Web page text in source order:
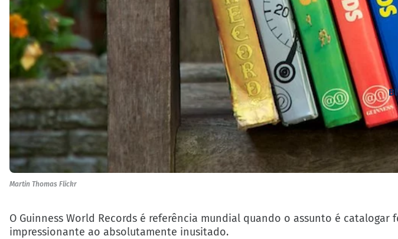
Martin Thomas Flickr
O Guinness World Records é referência mundial quando o assunto é
impressionante ao absolutamente inusitado.